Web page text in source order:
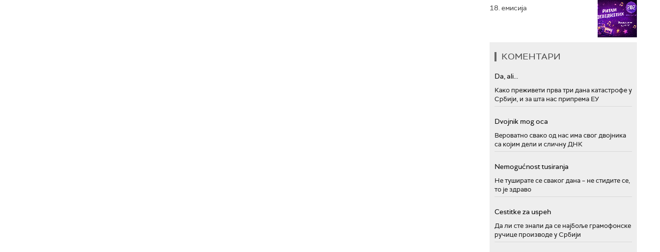
18. емисија
КОМЕНТАРИ
Da, ali...
Како преживети прва три дана катастрофе у
Србији, и за шта нас припрема ЕУ
Dvojnik mog oca
Вероватно свако од нас има свог двојника
са којим дели и сличну ДНК
Nemogućnost tusiranja
Не туширате се сваког дана – не стидите се,
то је здраво
Cestitke za uspeh
Да ли сте знали да се најбоље грамофонске
ручице производе у Србији